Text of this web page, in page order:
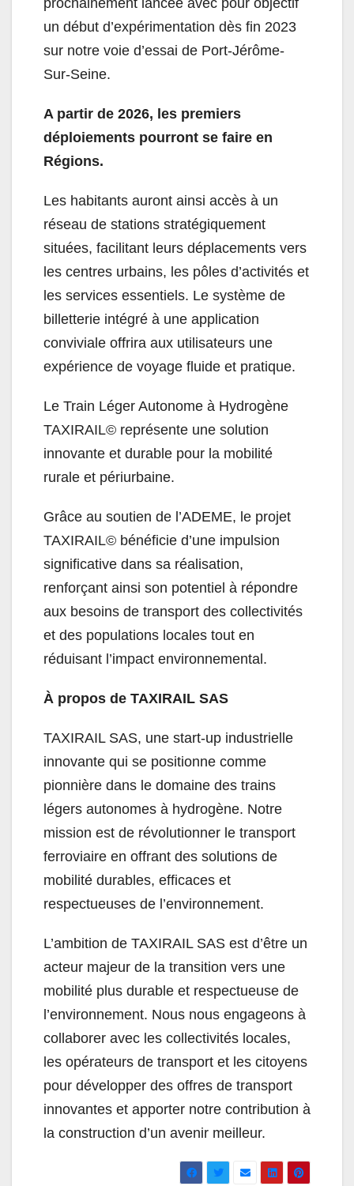
prochainement lancée avec pour objectif
un début d’expérimentation dès fin 2023
sur notre voie d’essai de Port-Jérôme-
Sur-Seine.
A partir de 2026, les premiers
déploiements pourront se faire en
Régions.
Les habitants auront ainsi accès à un
réseau de stations stratégiquement
situées, facilitant leurs déplacements vers
les centres urbains, les pôles d’activités et
les services essentiels. Le système de
billetterie intégré à une application
conviviale offrira aux utilisateurs une
expérience de voyage fluide et pratique.
Le Train Léger Autonome à Hydrogène
TAXIRAIL© représente une solution
innovante et durable pour la mobilité
rurale et périurbaine.
Grâce au soutien de l’ADEME, le projet
TAXIRAIL© bénéficie d’une impulsion
significative dans sa réalisation,
renforçant ainsi son potentiel à répondre
aux besoins de transport des collectivités
et des populations locales tout en
réduisant l’impact environnemental.
À propos de TAXIRAIL SAS
TAXIRAIL SAS, une start-up industrielle
innovante qui se positionne comme
pionnière dans le domaine des trains
légers autonomes à hydrogène. Notre
mission est de révolutionner le transport
ferroviaire en offrant des solutions de
mobilité durables, efficaces et
respectueuses de l’environnement.
L’ambition de TAXIRAIL SAS est d’être un
acteur majeur de la transition vers une
mobilité plus durable et respectueuse de
l’environnement. Nous nous engageons à
collaborer avec les collectivités locales,
les opérateurs de transport et les citoyens
pour développer des offres de transport
innovantes et apporter notre contribution à
la construction d’un avenir meilleur.